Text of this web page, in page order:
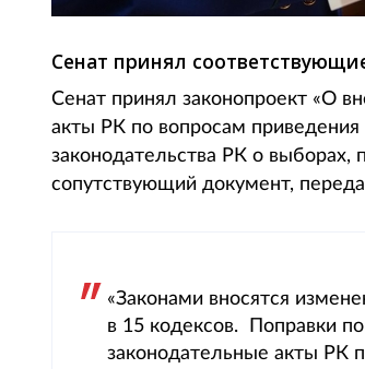
Сенат принял
Сенат принял законопроект «О
акты РК по вопросам приведения
законодательства РК о выборах,
сопутствующий документ,
«Законами вносятся
в 15 кодексов. Поправки
законодательные акты РК